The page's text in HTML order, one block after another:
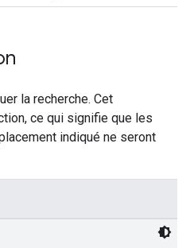
la recherche. Cet
ce qui signifie que les
indiqué ne seront